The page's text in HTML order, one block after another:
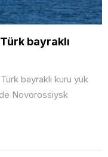
bayraklı
bayraklı kuru yük
Novorossiysk